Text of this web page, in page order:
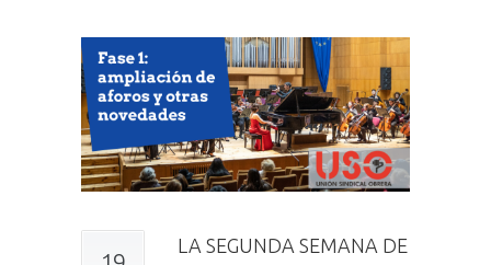
LA SEGUNDA SEMANA DE